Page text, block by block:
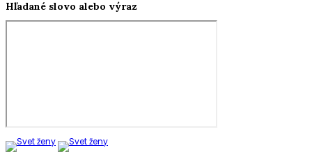
Hľadané slovo alebo výraz